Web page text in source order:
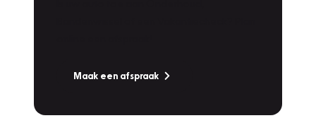
Maak een afspraak